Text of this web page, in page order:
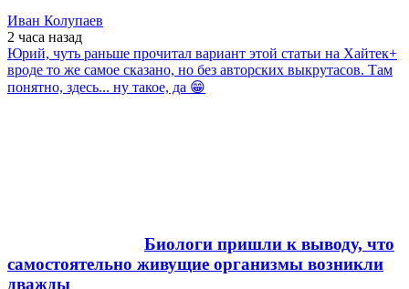
Иван Колупаев
2 часа назад
Юрий, чуть раньше прочитал вариант этой статьи на Хайтек+
вроде то же самое сказано, но без авторских выкрутасов. Там
понятно, здесь... ну такое, да 😁
Биологи пришли к выводу, что
самостоятельно живущие организмы возникли
дважды